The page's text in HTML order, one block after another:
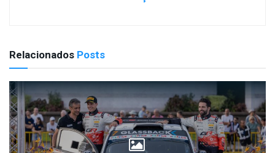
Relacionados Posts